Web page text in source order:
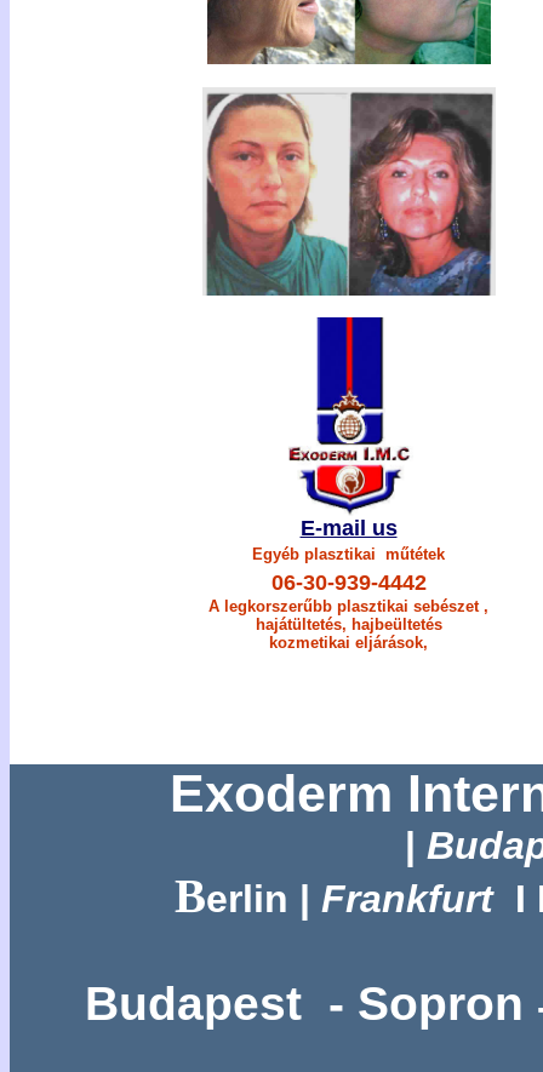
E-mail us
Egyéb plasztikai műtétek
06-30-939-4442
A legkorszerűbb plasztikai sebészet,
hajátültetés, hajbeültetés
kozmetikai eljárások,
Exoderm
|
Berlin | Frankfurt I
Budapest - Sopron